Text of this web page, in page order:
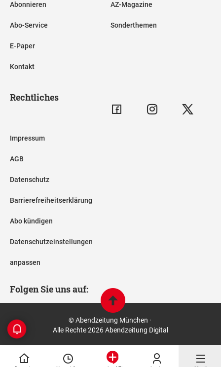
Abonnieren
Abo-Service
E-Paper
Kontakt
AZ-Magazine
Sonderthemen
Rechtliches
Impressum
AGB
Datenschutz
Barrierefreiheitserklärung
Abo kündigen
Datenschutzeinstellungen
anpassen
Folgen Sie uns auf:
© Abendzeitung München ·
Alle Rechte 2026 Abendzeitung Digital